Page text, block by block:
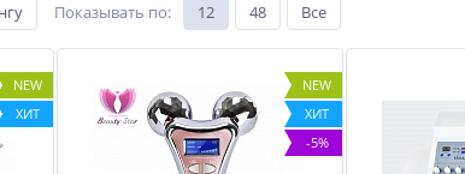
Показывать по: 12 48 Все
NEW
ХИТ
NEW
ХИТ
-5%